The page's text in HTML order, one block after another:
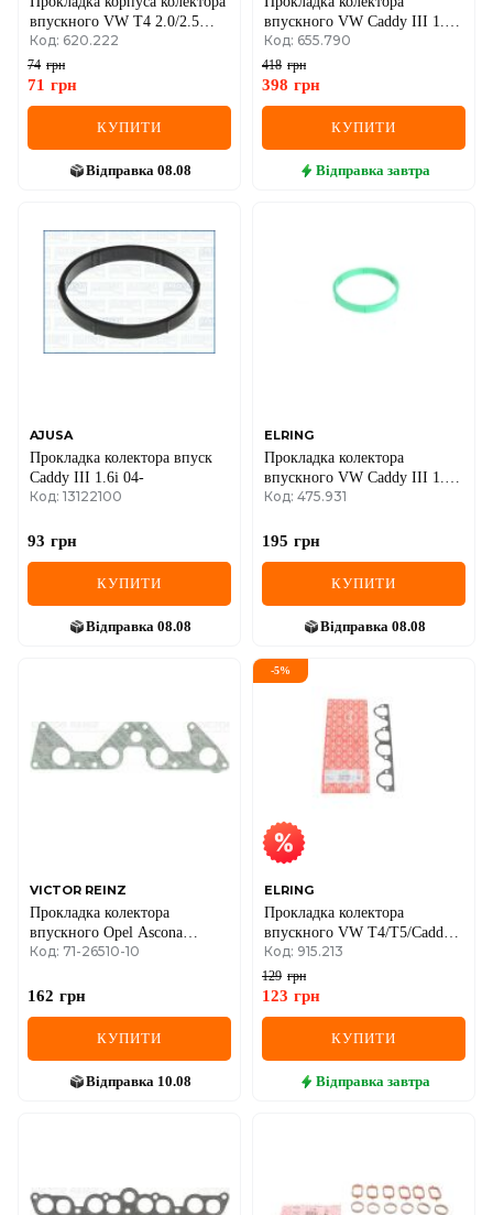
впускного VW T4 2.0/2.5
TDI 90-03
Код: 620.222
74 грн
71 грн
КУПИТИ
Відправка 08.08
впускного VW Caddy III 1.6
04-15
Код: 655.790
418 грн
398 грн
КУПИТИ
Відправка завтра
AJUSA
Прокладка колектора впуск
Caddy III 1.6i 04-
Код: 13122100
93 грн
КУПИТИ
Відправка 08.08
ELRING
Прокладка колектора
впускного VW Caddy III 1.6i
04-15
Код: 475.931
195 грн
КУПИТИ
Відправка 08.08
VICTOR REINZ
Прокладка колектора
впускного Opel Ascona
C/Kadett 1,8/1,2 86-
Код: 71-26510-10
162 грн
КУПИТИ
Відправка 10.08
-5%
ELRING
Прокладка колектора
впускного VW T4/T5/Caddy
1.9TDI
Код: 915.213
129 грн
123 грн
КУПИТИ
Відправка завтра